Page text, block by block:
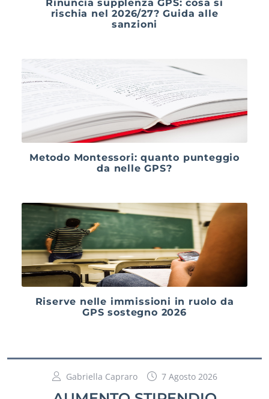
Rinuncia supplenza GPS: cosa si
rischia nel 2026/27? Guida alle
sanzioni
Metodo Montessori: quanto punteggio
da nelle GPS?
Riserve nelle immissioni in ruolo da
GPS sostegno 2026
Gabriella Capraro 7 Agosto 2026